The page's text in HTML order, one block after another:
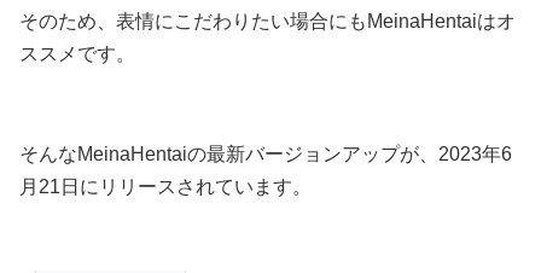
そのため、表情にこだわりたい場合にもMeinaHentaiはオ
ススメです。
そんなMeinaHentaiの最新バージョンアップが、2023年6
月21日にリリースされています。